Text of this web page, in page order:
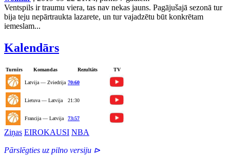
Ventspils ir traumu viera, tas nav nekas jauns. Pagājušajā sezonā tur
bija teju nepārtraukta lazarete, un tur vajadzētu būt konkrētam
iemeslam...
Kalendārs
Turnīrs Komandas Rezultāts TV
Latvija — Zviedrija 70:60
Lietuva — Latvija 21:30
Francija — Latvija 73:57
Ziņas EIROKAUSI NBA
Pārslēgties uz pilno versiju ⊳